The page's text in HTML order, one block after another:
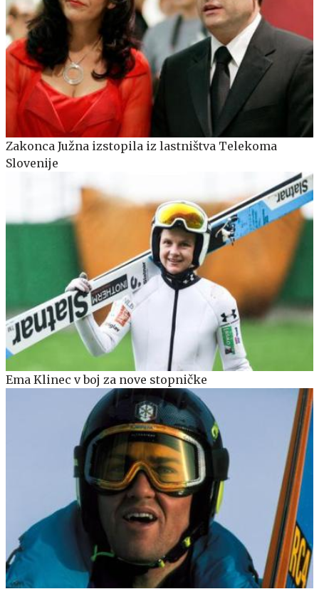
Zakonca Južna izstopila iz lastništva Telekoma
Slovenije
Ema Klinec v boj za nove stopničke